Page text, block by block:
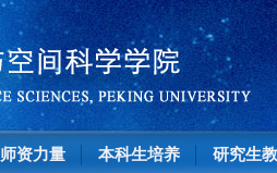
师资力量 本科生培养 研究生